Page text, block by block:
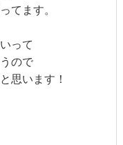
てます。
って
ので
思います！